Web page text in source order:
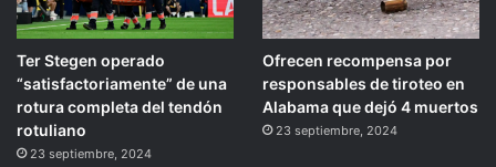
Ter Stegen operado
“satisfactoriamente” de una
rotura completa del tendón
rotuliano
23 septiembre, 2024
Ofrecen recompensa por
responsables de tiroteo en
Alabama que dejó 4 muertos
23 septiembre, 2024